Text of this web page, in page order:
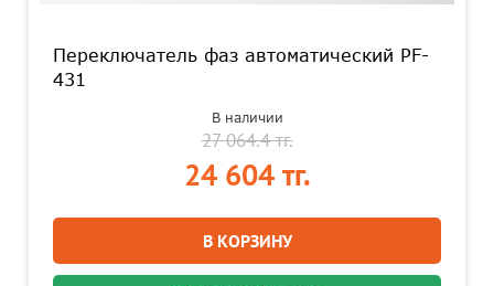
Переключатель фаз автоматический PF-
431
В наличии
27 064.4 тг.
24 604 тг.
В КОРЗИНУ